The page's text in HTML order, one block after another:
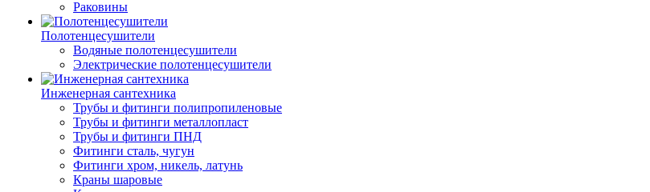
Раковины
Полотенцесушители
Водяные полотенцесушители
Электрические полотенцесушители
Инженерная сантехника
Трубы и фитинги полипропиленовые
Трубы и фитинги металлопласт
Трубы и фитинги ПНД
Фитинги сталь, чугун
Фитинги хром, никель, латунь
Краны шаровые